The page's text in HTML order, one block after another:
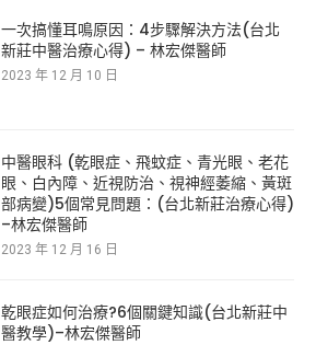
一次搞懂耳鳴原因：4步驟解決方法(台北
新莊中醫治療心得) – 林宏傑醫師
2023 年 12 月 10 日
中醫眼科 (乾眼症、飛蚊症、青光眼、老花
眼、白內障、近視防治、視神經萎縮、黃斑
部病變)5個常見問題：(台北新莊治療心得)
–林宏傑醫師
2023 年 12 月 16 日
乾眼症如何治療?6個關鍵知識(台北新莊中
醫教學)–林宏傑醫師